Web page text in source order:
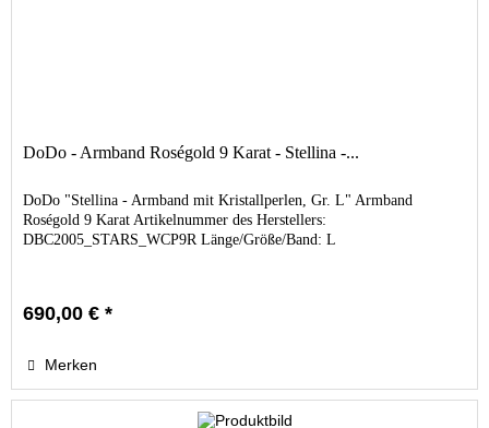
DoDo - Armband Roségold 9 Karat - Stellina -...
DoDo "Stellina - Armband mit Kristallperlen, Gr. L" Armband
Roségold 9 Karat Artikelnummer des Herstellers:
DBC2005_STARS_WCP9R Länge/Größe/Band: L
690,00 € *
Merken